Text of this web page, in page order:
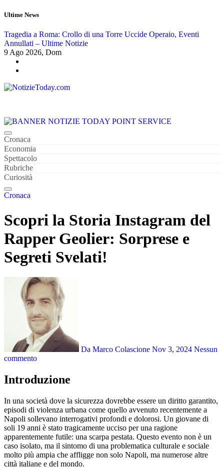
Salta
contenuto
Ultime News
Tragedia a Roma: Crollo di una Torre Uccide Operaio, Eventi
Annullati – Ultime Notizie
9 Ago 2026, Dom
Cronaca
Economia
Spettacolo
Rubriche
Curiosità
Cronaca
Scopri la Storia Instagram del
Rapper Geolier: Sorprese e
Segreti Svelati!
Da Marco Colascione Nov 3, 2024 Nessun
commento
Introduzione
In una società dove la sicurezza dovrebbe essere un diritto garantito,
episodi di violenza urbana come quello avvenuto recentemente a
Napoli sollevano interrogativi profondi e dolorosi. Un giovane di
soli 19 anni è stato tragicamente ucciso per una ragione
apparentemente futile: una scarpa pestata. Questo evento non è un
caso isolato, ma il sintomo di una problematica culturale e sociale
molto più ampia che affligge non solo Napoli, ma numerose altre
città italiane e del mondo.